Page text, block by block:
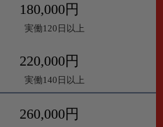
180,000円
実働120日以上
220,000円
実働140日以上
260,000円